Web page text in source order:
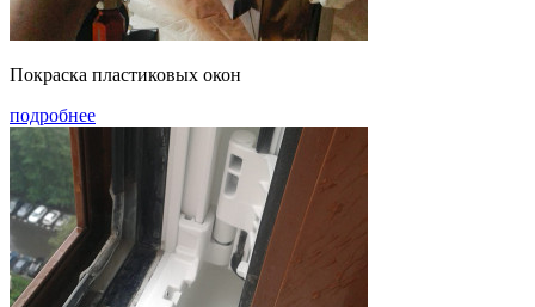
Покраска пластиковых окон
подробнее